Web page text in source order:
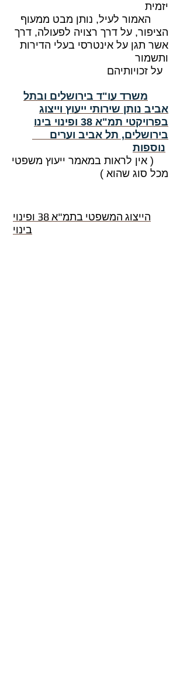
יזמית
האמור לעיל, נותן מבט ממעוף
הציפור, על דרך רצויה לפעולה, דרך
אשר תגן על אינטרסי בעלי הדירות
ותשמור
על זכויותיהם
משרד עו"ד בירושלים ובתל
אביב נותן שירותי ייעוץ וייצוג
בפרויקטי תמ"א 38 ופינוי בינו
בירושלים, תל אביב וערים
נוספות
( אין לראות במאמר ייעוץ משפטי
מכל סוג שהוא )
הייצוג המשפטי בתמ"א 38 ופינוי
בינוי